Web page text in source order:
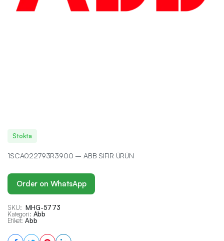
Stokta
1SCA022793R3900 – ABB SIFIR ÜRÜN
Order on WhatsApp
SKU: MHG-5773
Kategori: Abb
Etiket: Abb